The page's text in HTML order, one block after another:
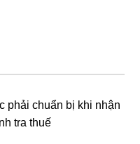
phải chuẩn bị khi nhận
tra thuế